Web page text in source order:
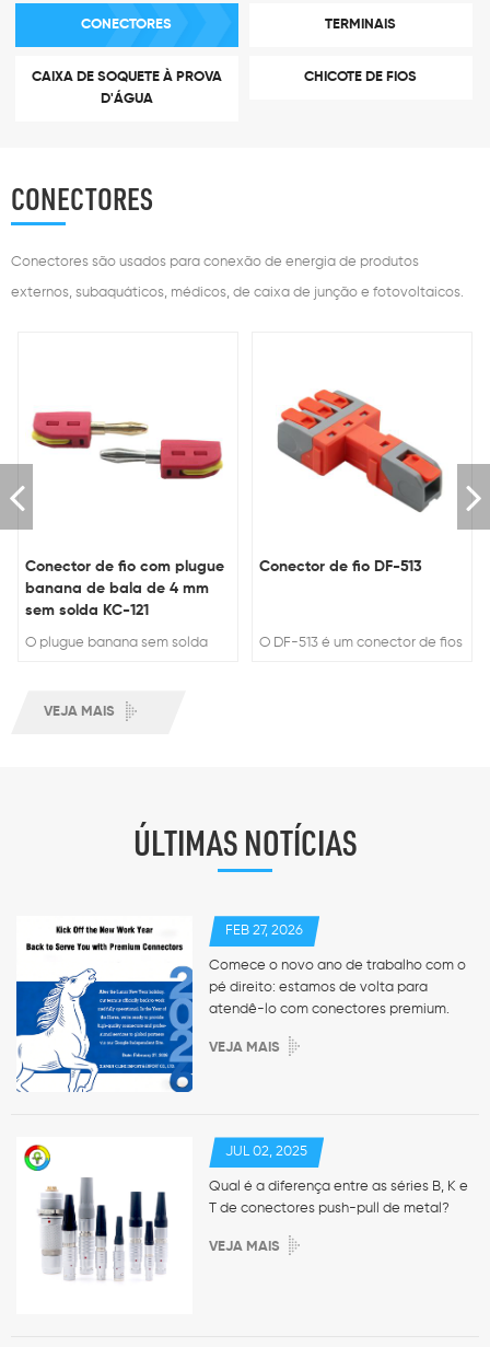
CONECTORES TERMINAIS
CAIXA DE SOQUETE À PROVA
D'ÁGUA
CHICOTE DE FIOS
CONECTORES
VEJA MAIS
Conectores são usados ​​para conexão de energia de produtos
externos, subaquáticos, médicos, de caixa de junção e fotovoltaicos.
Conector de fio com plugue
banana de bala de 4 mm
sem solda KC-121
O plugue banana sem solda
Conector de fio DF-513
O DF-513 é um conector de fios
ÚLTIMAS NOTÍCIAS
FEB 27, 2026
Comece o novo ano de trabalho com o
pé direito: estamos de volta para
atendê-lo com conectores premium.
VEJA MAIS
JUL 02, 2025
Qual é a diferença entre as séries B, K e
T de conectores push-pull de metal?
VEJA MAIS